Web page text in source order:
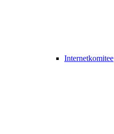
Internetkomitee